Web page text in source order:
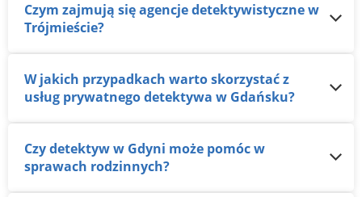
Czym zajmują się agencje detektywistyczne w
Trójmieście?
W jakich przypadkach warto skorzystać z
usług prywatnego detektywa w Gdańsku?
Czy detektyw w Gdyni może pomóc w
sprawach rodzinnych?